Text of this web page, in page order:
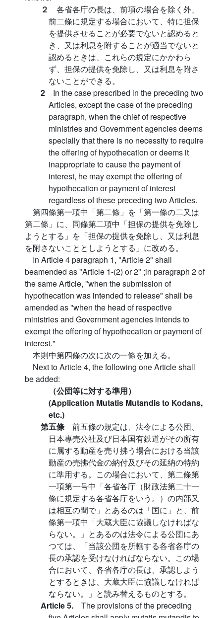
２ 各省各庁の長は、前項の場合を除く外、
前二條に規定する場合において、特に担保
を提供させることが必要でないと認めると
き、又は利息を附することが適当でないと
認めるときは、これらの規定にかかわら
ず、担保の提供を免除し、又は利息を附さ
ないことができる。
2 In the case prescribed in the preceding two
Articles, except the case of the preceding
paragraph, when the chief of respective
ministries and Government agencies deems
specially that there is no necessity to require
the offering of hypothecation or deems it
inappropriate to cause the payment of
interest, he may exempt the offering of
hypothecation or payment of interest
regardless of these preceding two Articles.
第四條第一項中「第二條」を「第一條の二又は
第二條」に、同條第二項中「担保の提供を免除し
ようとする」を「担保の提供を免除し、又は利息
を附さないこととしようとする」に改める。
In Article 4 paragraph 1, "Article 2" shall
beamended as "Article 1-(2) or 2" ;in paragraph 2 of
the same Article, "when the submission of
hypothecation was intended to release" shall be
amended as "when the head of respective
ministries and Government agencies intends to
exempt the offering of hypothecation or payment of
interest."
本則中第四條の次に次の一條を加える。
Next to Article 4, the following one Article shall
be added:
（公団等に対する準用）
(Application Mutatis Mutandis to Kodans,
etc.)
第五條 前五條の規定は、法令による公団、
日本專売公社及び日本国有鉄道がその所有
に属する動産を売り拂う場合における当該
動産の売拂代金の納付及びその延納の特約
に準用する。この場合において、第二條第
一項第一号中「各省各庁（財政法第二十一
條に規定する各省各庁をいう。）の内部又
は相互の間で」とあるのは「国に」と、前
條第一項中「大蔵大臣に協議しなければな
らない。」とあるのは法令による公団にあ
つては、「当該公団を所轄する各省各庁の
長の承認を受けなければならない。この場
合において、各省各庁の長は、承認しよう
とするときは、大蔵大臣に協議しなければ
ならない。」と読み替えるものとする。
Article 5. The provisions of the preceding